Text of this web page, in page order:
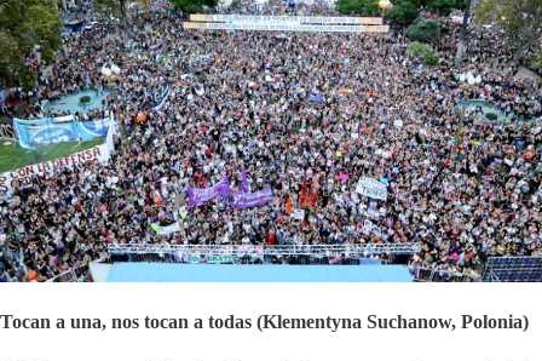
Tocan a una, nos tocan a todas (Klementyna Suchanow, Polonia)